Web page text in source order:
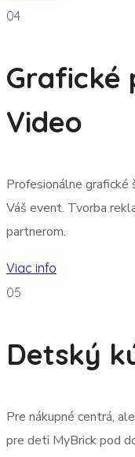
04
Grafické
Video
Profesionálne grafické
Váš event. Tvorba
partnerom.
Viac info
05
Detský
Pre nákupné centrá,
pre deti MyBrick pod